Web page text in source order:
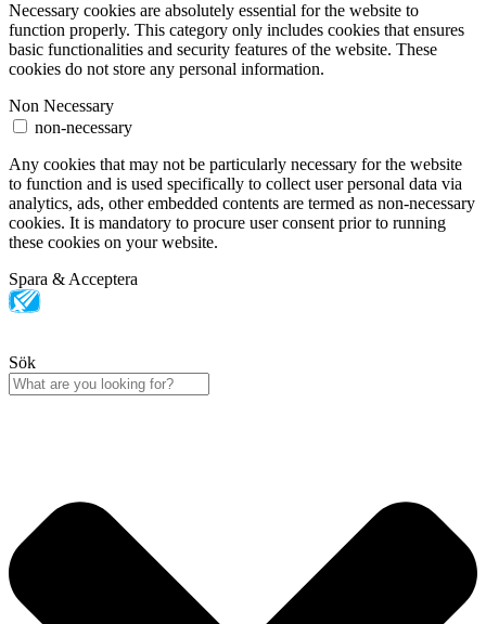
Necessary cookies are absolutely essential for the website to
function properly. This category only includes cookies that ensures
basic functionalities and security features of the website. These
cookies do not store any personal information.
Non Necessary
non-necessary
Any cookies that may not be particularly necessary for the website
to function and is used specifically to collect user personal data via
analytics, ads, other embedded contents are termed as non-necessary
cookies. It is mandatory to procure user consent prior to running
these cookies on your website.
Spara & Acceptera
Sök